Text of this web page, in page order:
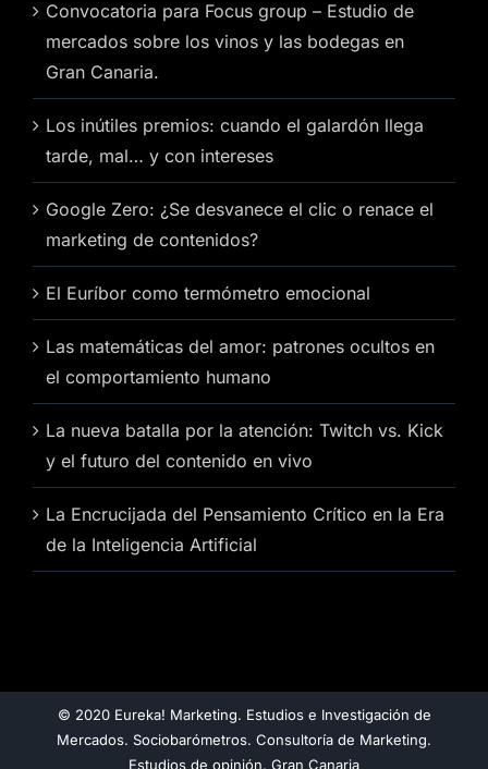
Convocatoria para Focus group – Estudio de
mercados sobre los vinos y las bodegas en
Gran Canaria.
Los inútiles premios: cuando el galardón llega
tarde, mal… y con intereses
Google Zero: ¿Se desvanece el clic o renace el
marketing de contenidos?
El Euríbor como termómetro emocional
Las matemáticas del amor: patrones ocultos en
el comportamiento humano
La nueva batalla por la atención: Twitch vs. Kick
y el futuro del contenido en vivo
La Encrucijada del Pensamiento Crítico en la Era
de la Inteligencia Artificial
© 2020 Eureka! Marketing. Estudios e Investigación de
Mercados. Sociobarómetros. Consultoría de Marketing.
Estudios de opinión. Gran Canaria